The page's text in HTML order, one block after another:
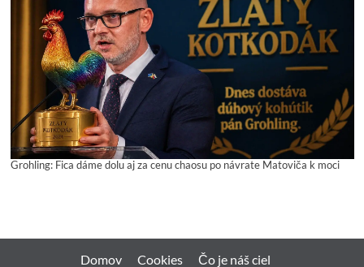
Grohling: Fica dáme dolu aj za cenu chaosu po návrate Matoviča k moci
Domov Cookies Čo je náš ciel